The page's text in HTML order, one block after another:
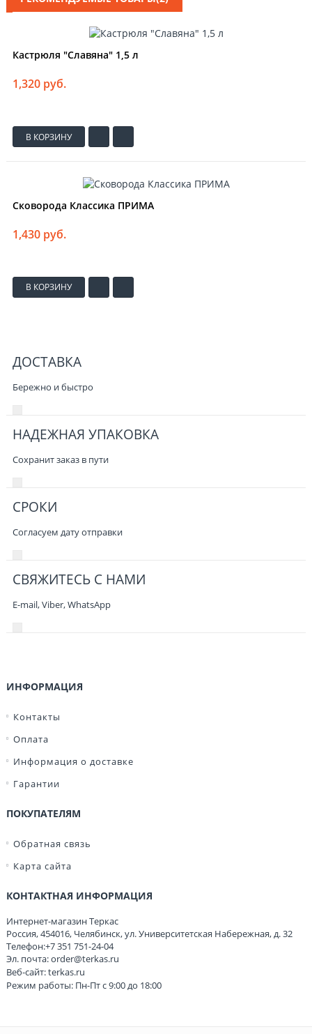
Кастрюля "Славяна" 1,5 л
1,320 руб.
В КОРЗИНУ
Сковорода Классика ПРИМА
1,430 руб.
В КОРЗИНУ
ДОСТАВКА
Бережно и быстро
НАДЕЖНАЯ УПАКОВКА
Сохранит заказ в пути
СРОКИ
Согласуем дату отправки
СВЯЖИТЕСЬ С НАМИ
E-mail, Viber,WhatsApp
ИНФОРМАЦИЯ
Контакты
Оплата
Информация о доставке
Гарантии
ПОКУПАТЕЛЯМ
Обратная связь
Карта сайта
КОНТАКТНАЯ ИНФОРМАЦИЯ
Интернет-магазин Теркас
Россия,454016, Челябинск,ул. Университетская Набережная, д. 32
Телефон:+7 351 751-24-04
Эл. почта:order@terkas.ru
Веб-сайт:terkas.ru
Режим работы: Пн-Пт с 9:00 до 18:00